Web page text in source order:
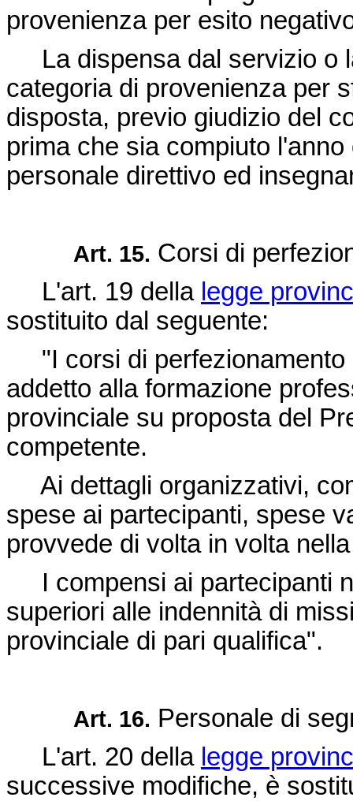
provenienza per esito
La dispensa dal servizio o
categoria di provenienza per
disposta, previo giudizio del
prima che sia compiuto
personale direttivo ed
Art. 15. Corsi di
L'art. 19 della legge
sostituito dal seguente:
"I corsi di perfezionamento
addetto alla formazione
provinciale su proposta del
competente.
Ai dettagli organizzativi,
spese ai partecipanti, spese
provvede di volta in volta
I compensi ai partecipanti
superiori alle indennità di
provinciale di pari qualifica".
Art. 16. Personale di
L'art. 20 della legge
successive modifiche, è